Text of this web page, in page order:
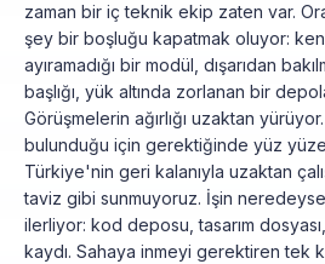
zaman bir iç teknik ekip zaten var.
şey bir boşluğu kapatmak oluyor:
ayıramadığı bir modül, dışarıdan
başlığı, yük altında zorlanan bir
Görüşmelerin ağırlığı uzaktan
bulunduğu için gerektiğinde yüz
Türkiye'nin geri kalanıyla uzaktan
taviz gibi sunmuyoruz. İşin neredeyse
ilerliyor: kod deposu, tasarım
kaydı. Sahaya inmeyi gerektiren tek